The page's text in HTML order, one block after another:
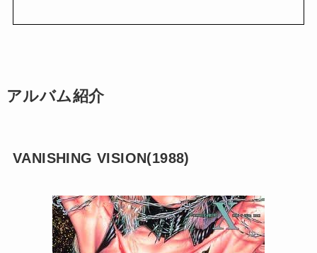
アルバム紹介
VANISHING VISION(1988)